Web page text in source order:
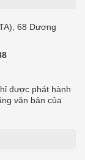
68 Dương
được phát hành
văn bản của